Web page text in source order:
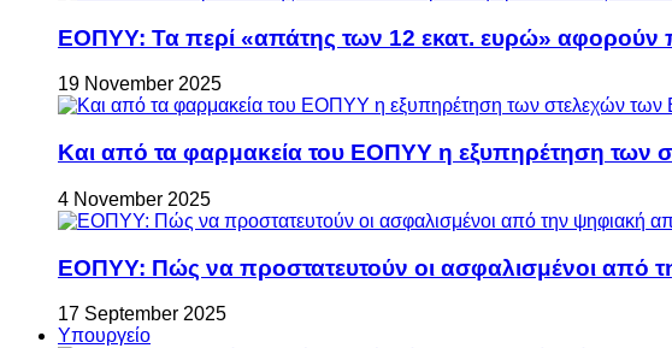
ΕΟΠΥΥ: Τα περί «απάτης των 12 εκατ. ευρώ» αφορούν
19 November 2025
Και από τα φαρμακεία του ΕΟΠΥΥ η εξυπηρέτηση
4 November 2025
ΕΟΠΥΥ: Πώς να προστατευτούν οι ασφαλισμένοι από
17 September 2025
Υπουργείο